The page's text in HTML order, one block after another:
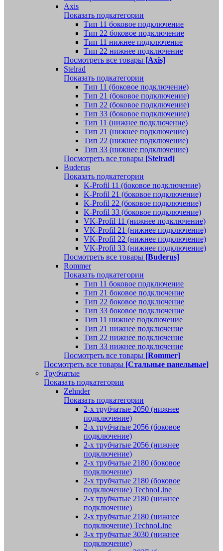
Axis
Показать подкатегории
Тип 11 боковое подключение
Тип 22 боковое подключение
Тип 11 нижнее подключение
Тип 22 нижнее подключение
Посмотреть все товары [Axis]
Stelrad
Показать подкатегории
Tип 11 (боковое подключение)
Тип 21 (боковое подключение)
Тип 22 (боковое подключение)
Тип 33 (боковое подключение)
Тип 11 (нижнее подключение)
Тип 21 (нижнее подключение)
Тип 22 (нижнее подключение)
Тип 33 (нижнее подключение)
Посмотреть все товары [Stelrad]
Buderus
Показать подкатегории
K-Profil 11 (боковое подключение)
K-Profil 21 (боковое подключение)
K-Profil 22 (боковое подключение)
K-Profil 33 (боковое подключение)
VK-Profil 11 (нижнее подключение)
VK-Profil 21 (нижнее подключение)
VK-Profil 22 (нижнее подключение)
VK-Profil 33 (нижнее подключение)
Посмотреть все товары [Buderus]
Rommer
Показать подкатегории
Тип 11 боковое подключение
Тип 21 боковое подключение
Тип 22 боковое подключение
Тип 33 боковое подключение
Тип 11 нижнее подключение
Тип 21 нижнее подключение
Тип 22 нижнее подключение
Тип 33 нижнее подключение
Посмотреть все товары [Rommer]
Посмотреть все товары [Стальные панельные]
Трубчатые
Показать подкатегории
Zehnder
Показать подкатегории
2-х трубчатые 2050 (нижнее
подключение)
2-х трубчатые 2056 (боковое
подключение)
2-х трубчатые 2056 (нижнее
подключение)
2-х трубчатые 2180 (боковое
подключение)
2-х трубчатые 2180 (боковое
подключение) TechnoLine
2-х трубчатые 2180 (нижнее
подключение)
2-х трубчатые 2180 (нижнее
подключение) TechnoLine
3-х трубчатые 3030 (нижнее
подключение)